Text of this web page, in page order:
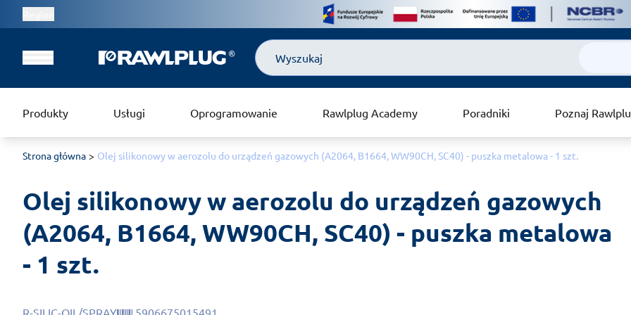
Szukaj
Produkty Usługi Oprogramowanie Rawlplug Academy Poradniki Poznaj
Strona główna Olej silikonowy w aerozolu do urządzeń gazowych (A2064, B1664, WW90CH, SC40) - puszka metalowa - 1 szt.
Olej silikonowy w aerozolu do urządzeń gazowych
(A2064, B1664, WW90CH, SC40) - puszka metalowa
- 1 szt.
R-SILIC-OIL/SPRAY 5906675015491